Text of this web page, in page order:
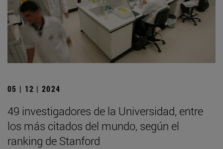
05 | 12 | 2024
49 investigadores de la Universidad, entre
los más citados del mundo, según el
ranking de Stanford